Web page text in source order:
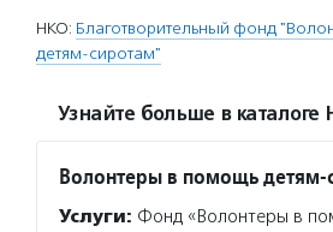
НКО: Благотворительный фонд
детям-сиротам"
Узнайте больше в каталоге
Волонтеры в помощь детям-
Услуги: Фонд «Волонтеры в